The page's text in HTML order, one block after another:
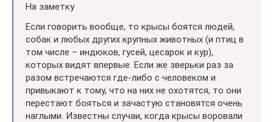
На заметку
Если говорить вообще, то крысы боятся людей,
собак и любых других крупных животных (и птиц в
том числе – индюков, гусей, цесарок и кур),
которых видят впервые. Если же зверьки раз за
разом встречаются где-либо с человеком и
привыкают к тому, что на них не охотятся, то они
перестают бояться и зачастую становятся очень
наглыми. Известны случаи, когда крысы воровали